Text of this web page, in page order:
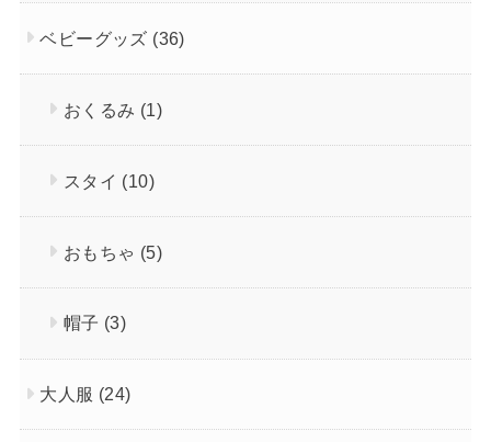
ベビーグッズ (36)
おくるみ (1)
スタイ (10)
おもちゃ (5)
帽子 (3)
大人服 (24)